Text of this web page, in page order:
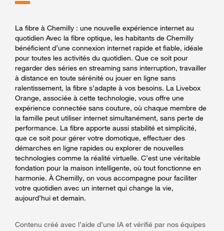
La fibre à Chemilly : une nouvelle expérience internet au
quotidien Avec la fibre optique, les habitants de Chemilly
bénéficient d’une connexion internet rapide et fiable, idéale
pour toutes les activités du quotidien. Que ce soit pour
regarder des séries en streaming sans interruption, travailler
à distance en toute sérénité ou jouer en ligne sans
ralentissement, la fibre s’adapte à vos besoins. La Livebox
Orange, associée à cette technologie, vous offre une
expérience connectée sans couture, où chaque membre de
la famille peut utiliser internet simultanément, sans perte de
performance. La fibre apporte aussi stabilité et simplicité,
que ce soit pour gérer votre domotique, effectuer des
démarches en ligne rapides ou explorer de nouvelles
technologies comme la réalité virtuelle. C’est une véritable
fondation pour la maison intelligente, où tout fonctionne en
harmonie. À Chemilly, on vous accompagne pour faciliter
votre quotidien avec un internet qui change la vie,
aujourd’hui et demain.
Contenu créé avec l’aide d’une IA et vérifié par nos équipes